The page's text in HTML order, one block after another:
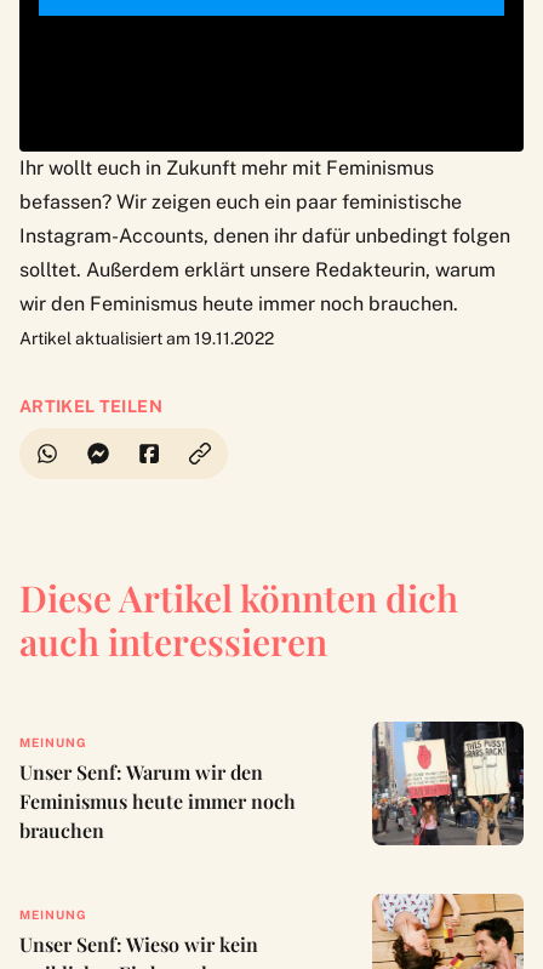
Ihr wollt euch in Zukunft mehr mit Feminismus
befassen? Wir zeigen euch ein paar feministische
Instagram-Accounts, denen ihr dafür unbedingt folgen
solltet. Außerdem erklärt unsere Redakteurin, warum
wir den Feminismus heute immer noch brauchen.
Artikel aktualisiert am 19.11.2022
ARTIKEL TEILEN
Diese Artikel könnten dich
auch interessieren
MEINUNG
Unser Senf: Warum wir den
Feminismus heute immer noch
brauchen
MEINUNG
Unser Senf: Wieso wir kein